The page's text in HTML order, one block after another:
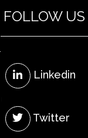
FOLLOW US
Linkedin
Twitter